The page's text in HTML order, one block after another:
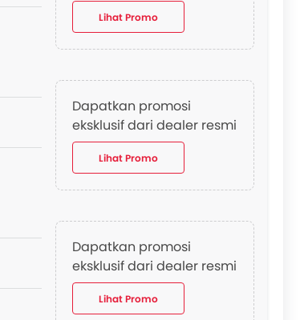
Lihat Promo
Dapatkan promosi
eksklusif dari dealer resmi
Lihat Promo
Dapatkan promosi
eksklusif dari dealer resmi
Lihat Promo